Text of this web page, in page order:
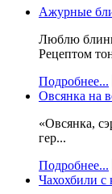
Ажурные
Люблю
Рецептом
Подробнее...
Овсянка на
«Овсянка,
гер...
Подробнее...
Чахохбили с